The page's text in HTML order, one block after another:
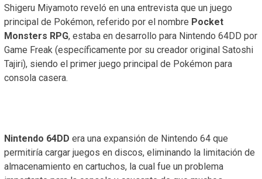
Shigeru Miyamoto reveló en una entrevista que un juego
principal de Pokémon, referido por el nombre Pocket
Monsters RPG, estaba en desarrollo para Nintendo 64DD por
Game Freak (específicamente por su creador original Satoshi
Tajiri), siendo el primer juego principal de Pokémon para
consola casera.
Nintendo 64DD era una expansión de Nintendo 64 que
permitiría cargar juegos en discos, eliminando la limitación de
almacenamiento en cartuchos, la cual fue un problema